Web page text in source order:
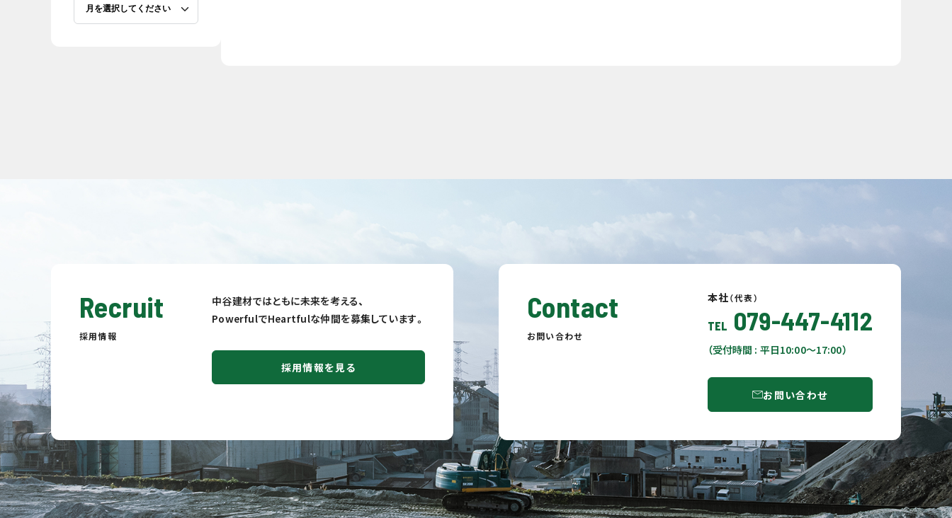
Recruit
採用情報
中谷建材ではともに未来を考える、
PowerfulでHeartfulな仲間を募集しています。
採用情報を見る
Contact
お問い合わせ
本社（代表）
TEL 079-447-4112
（受付時間 : 平日10:00〜17:00）
お問い合わせ